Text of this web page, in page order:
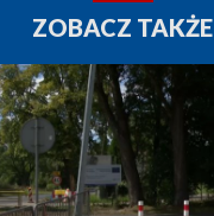
ZOBACZ TAKŻE